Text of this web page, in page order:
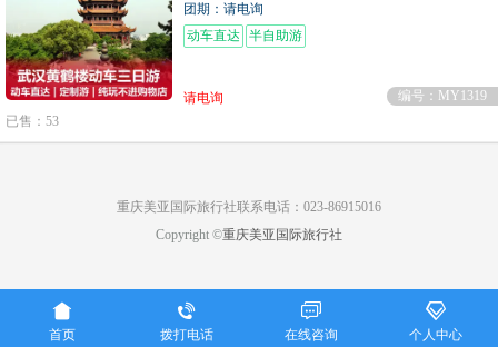
团期：请电询
动车直达 半自助游
请电询
编号：MY1319
已售：53
重庆美亚国际旅行社联系电话：023-86915016
Copyright ©重庆美亚国际旅行社

首页

拨打电话

在线咨询

个人中心